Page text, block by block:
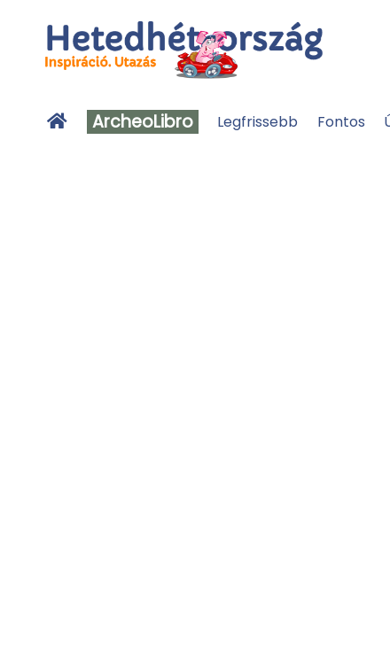
ArcheoLibro Legfrissebb Fontos